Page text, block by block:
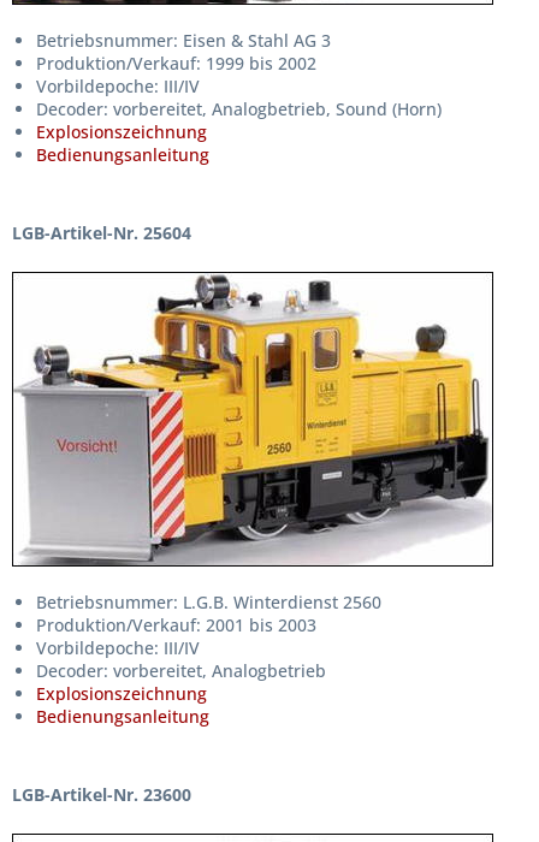
Betriebsnummer: Eisen & Stahl AG 3
Produktion/Verkauf: 1999 bis 2002
Vorbildepoche: III/IV
Decoder: vorbereitet, Analogbetrieb, Sound (Horn)
Explosionszeichnung
Bedienungsanleitung
LGB-Artikel-Nr. 25604
Betriebsnummer: L.G.B. Winterdienst 2560
Produktion/Verkauf: 2001 bis 2003
Vorbildepoche: III/IV
Decoder: vorbereitet, Analogbetrieb
Explosionszeichnung
Bedienungsanleitung
LGB-Artikel-Nr. 23600